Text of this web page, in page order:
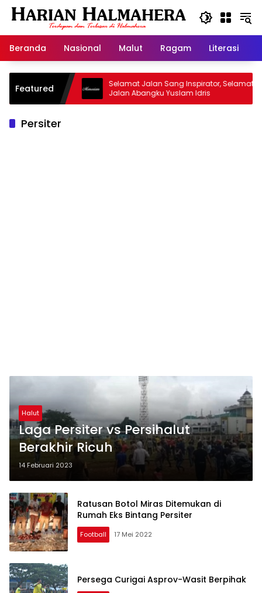
Langsung
Beranda
Nasional Malut Ragam Literasi
Featured
Warisan
Selamat Jalan Sang Inspirator, Selamat
Jalan Abangku Yuslam Idris
Persiter
Halut
Laga Persiter vs Persihalut
Berakhir Ricuh
14 Februari 2023
Ratusan Botol Miras Ditemukan di
Rumah Eks Bintang Persiter
Football 17 Mei 2022
Persega Curigai Asprov-Wasit Berpihak